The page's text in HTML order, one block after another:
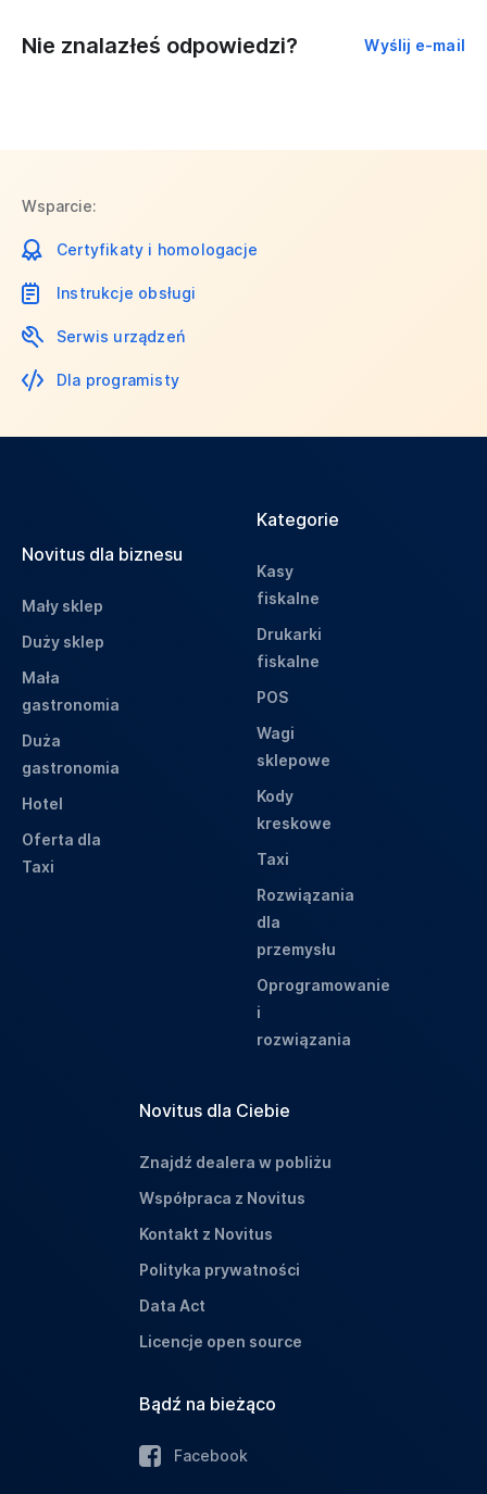
Nie znalazłeś odpowiedzi? Wyślij e-mail
Wsparcie:
Certyfikaty i homologacje
Instrukcje obsługi
Serwis urządzeń
Dla programisty
Novitus dla biznesu
Mały sklep
Duży sklep
Mała
gastronomia
Duża
gastronomia
Hotel
Oferta dla
Taxi
Kategorie
Kasy
fiskalne
Drukarki
fiskalne
POS
Wagi
sklepowe
Kody
kreskowe
Taxi
Rozwiązania
dla
przemysłu
Oprogramowanie
i
rozwiązania
Novitus dla Ciebie
Znajdź dealera w pobliżu
Współpraca z Novitus
Kontakt z Novitus
Polityka prywatności
Data Act
Licencje open source
Bądź na bieżąco
Facebook